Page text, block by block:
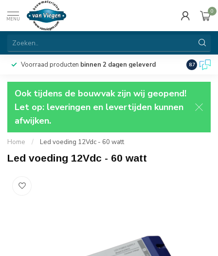
MENU
0
Voorraad producten binnen 2 dagen geleverd 8.7
Ook tijdens de bouwvak zijn wij geopend!
Let op: leveringen en levertijden kunnen
afwijken.
Home / Led voeding 12Vdc - 60 watt
Led voeding 12Vdc - 60 watt